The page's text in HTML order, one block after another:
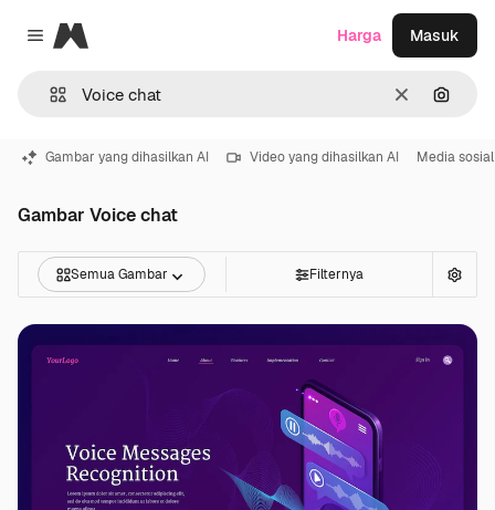
Close menu
Magnific
Jernih
Harga Masuk
Gambar yang dihasilkan AI Video yang dihasilkan AI Media sosial
Gambar Voice chat
Semua Gambar Filternya